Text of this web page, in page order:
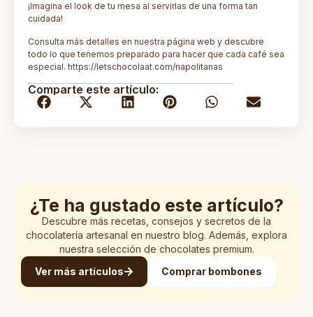
¡Imagina el look de tu mesa al servirlas de una forma tan
cuidada!
Consulta más detalles en nuestra página web y descubre
todo lo que tenemos preparado para hacer que cada café sea
especial. https://letschocolaat.com/napolitanas
Comparte este artículo:
¿Te ha gustado este artículo?
Descubre más recetas, consejos y secretos de la
chocolatería artesanal en nuestro blog. Además, explora
nuestra selección de chocolates premium.
Ver más artículos
Comprar bombones